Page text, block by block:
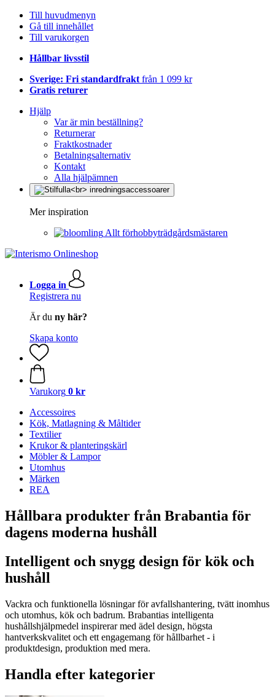
Till huvudmenyn
Gå till innehållet
Till varukorgen
Hållbar livsstil
Sverige: Fri standardfrakt från 1 099 kr
Gratis returer
Hjälp
Var är min beställning?
Returnerar
Fraktkostnader
Betalningsalternativ
Kontakt
Alla hjälpämnen
Mer inspiration
Allt förhobbyträdgårdsmästaren
Logga in
Registrera nu
Är du ny här?
Skapa konto
Varukorg 0 kr
Accessoires
Kök, Matlagning & Måltider
Textilier
Krukor & planteringskärl
Möbler & Lampor
Utomhus
Märken
REA
Hållbara produkter från Brabantia för
dagens moderna hushåll
Intelligent och snygg design för kök och
hushåll
Vackra och funktionella lösningar för avfallshantering, tvätt inomhus
och utomhus, kök och badrum. Brabantias intelligenta
hushållshjälpmedel inspirerar med ädel design, högsta
hantverkskvalitet och ett engagemang för hållbarhet - i
produktdesign, produktion med mera.
Handla efter kategorier